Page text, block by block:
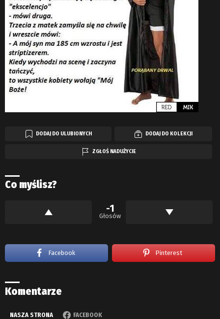
DODAJ DO ULUBIONYCH DODAJ DO KOLEKCJI
ZGŁOŚ NADUŻYCIE
Co myślisz?
-1
Głosów
Facebook Pinterest
Komentarze
NASZA STRONA FACEBOOK